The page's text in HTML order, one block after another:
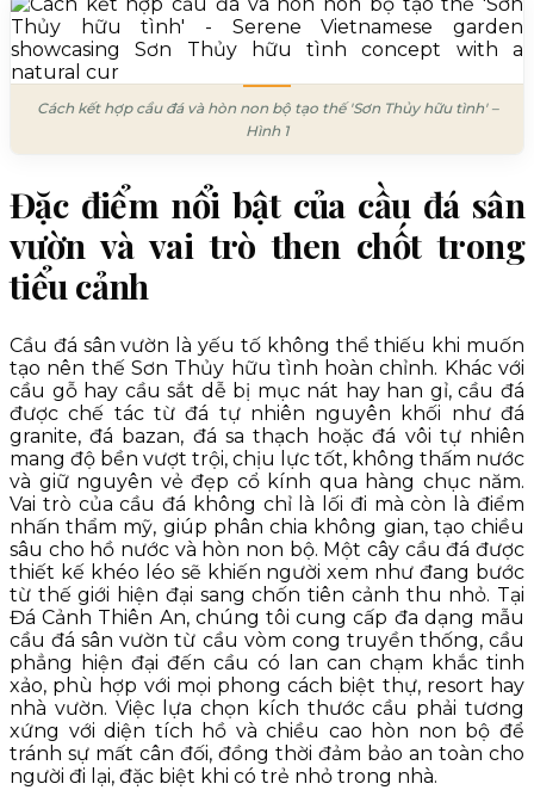
Cách kết hợp cầu đá và hòn non bộ tạo thế 'Sơn Thủy hữu tình' –
Hình 1
Đặc điểm nổi bật của cầu đá sân
vườn và vai trò then chốt trong
tiểu cảnh
Cầu đá sân vườn là yếu tố không thể thiếu khi muốn
tạo nên thế Sơn Thủy hữu tình hoàn chỉnh. Khác với
cầu gỗ hay cầu sắt dễ bị mục nát hay han gỉ, cầu đá
được chế tác từ đá tự nhiên nguyên khối như đá
granite, đá bazan, đá sa thạch hoặc đá vôi tự nhiên
mang độ bền vượt trội, chịu lực tốt, không thấm nước
và giữ nguyên vẻ đẹp cổ kính qua hàng chục năm.
Vai trò của cầu đá không chỉ là lối đi mà còn là điểm
nhấn thẩm mỹ, giúp phân chia không gian, tạo chiều
sâu cho hồ nước và hòn non bộ. Một cây cầu đá được
thiết kế khéo léo sẽ khiến người xem như đang bước
từ thế giới hiện đại sang chốn tiên cảnh thu nhỏ. Tại
Đá Cảnh Thiên An, chúng tôi cung cấp đa dạng mẫu
cầu đá sân vườn từ cầu vòm cong truyền thống, cầu
phẳng hiện đại đến cầu có lan can chạm khắc tinh
xảo, phù hợp với mọi phong cách biệt thự, resort hay
nhà vườn. Việc lựa chọn kích thước cầu phải tương
xứng với diện tích hồ và chiều cao hòn non bộ để
tránh sự mất cân đối, đồng thời đảm bảo an toàn cho
người đi lại, đặc biệt khi có trẻ nhỏ trong nhà.